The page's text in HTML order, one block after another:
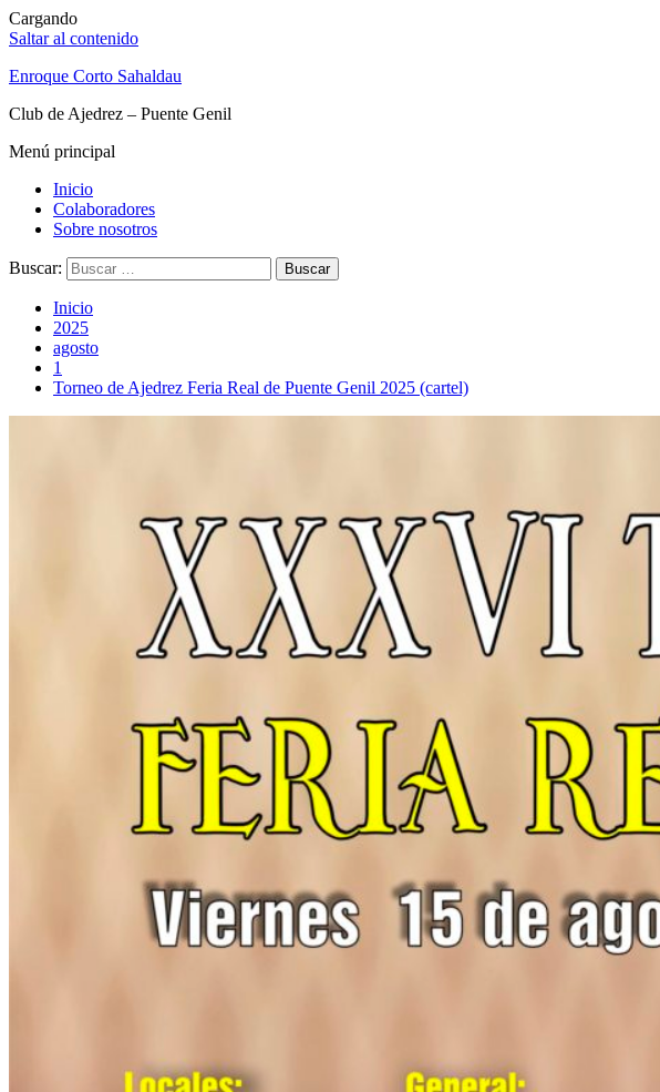
Cargando
Saltar al contenido
Enroque Corto Sahaldau
Club de Ajedrez – Puente Genil
Menú principal
Inicio
Colaboradores
Sobre nosotros
Buscar:
Inicio
2025
agosto
1
Torneo de Ajedrez Feria Real de Puente Genil 2025 (cartel)